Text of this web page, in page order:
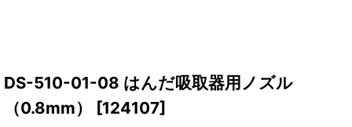
DS-510-01-08 はんだ吸取器用ノズル
（0.8mm）
[124107]